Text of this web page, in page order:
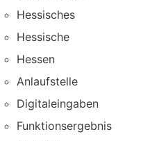
Hessisches
Hessische
Hessen
Anlaufstelle
Digitaleingaben
Funktionsergebnis